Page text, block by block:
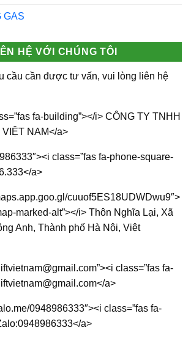
GAS
HỆ VỚI CHÚNG TÔI
cầu cần được tư vấn, vui lòng liên hệ
fa-building”></i> CÔNG TY TNHH
NAM</a>
class=”fas fa-phone-square-
a>
cuuof5ES18UDWDwu9″>
marked-alt”></i> Thôn Nghĩa Lại, Xã
Anh, Thành phố Hà Nội, Việt
class=”fas fa-
a>
0948986333″><i class=”fas fa-
a>